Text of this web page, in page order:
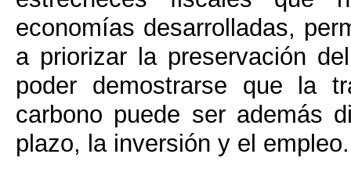
economías desarrolladas,
a priorizar la preservación
poder demostrarse que la
carbono puede ser además
plazo, la inversión y el empleo.